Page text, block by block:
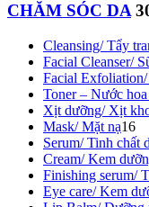
CHĂM SÓC DA
Cleansing/ Tẩy
Facial Cleanser/
Facial
Toner – Nước
Xịt dưỡng/ Xịt
Mask/ Mặt nạ16
Serum/ Tinh chất
Cream/ Kem
Finishing serum/
Eye care/ Kem